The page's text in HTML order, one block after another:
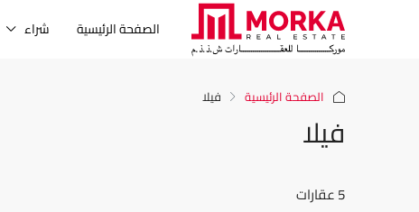
الصفحة الرئيسية شراء
الصفحة الرئيسية فيلا
فيلا
5 عقارات